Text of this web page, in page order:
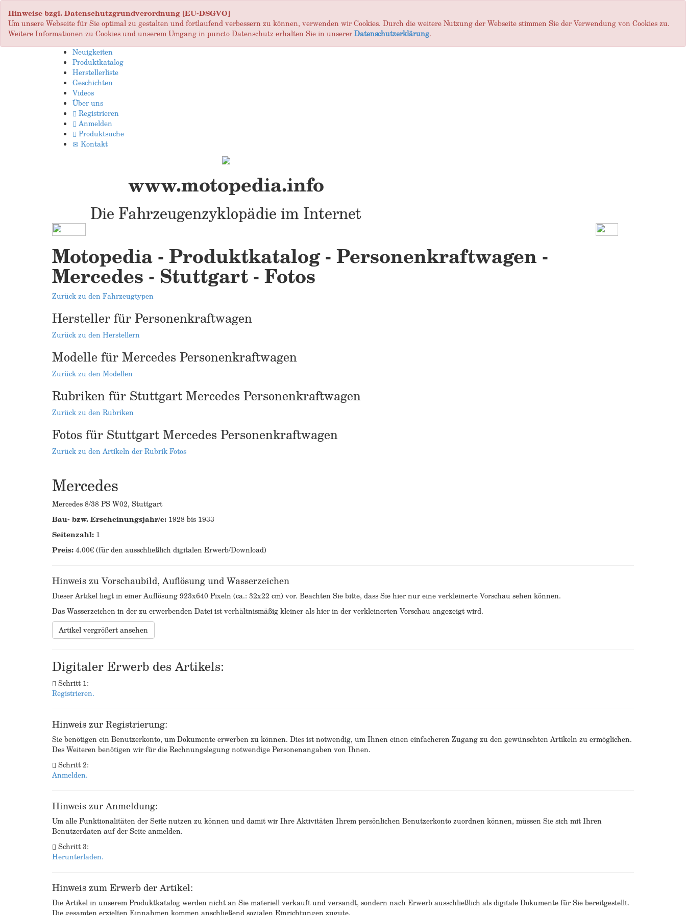
Hinweise bzgl. Datenschutzgrundverordnung [EU-DSGVO]
Um unsere Webseite für Sie optimal zu gestalten und fortlaufend verbessern zu können, verwenden wir Cookies. Durch die weitere Nutzung der Webseite stimmen Sie der Verwendung von Cookies zu.
Weitere Informationen zu Cookies und unserem Umgang in puncto Datenschutz erhalten Sie in unsererDatenschutzerklärung.
Neuigkeiten
Produktkatalog
Herstellerliste
Geschichten
Videos
Über uns
Registrieren
Anmelden
Produktsuche
Kontakt
www.motopedia.info
Die Fahrzeugenzyklopädie im Internet
Motopedia - Produktkatalog - Personenkraftwagen -
Mercedes - Stuttgart - Fotos
Zurück zu den Fahrzeugtypen
Hersteller für Personenkraftwagen
Zurück zu den Herstellern
Modelle für Mercedes Personenkraftwagen
Zurück zu den Modellen
Rubriken für Stuttgart Mercedes Personenkraftwagen
Zurück zu den Rubriken
Fotos für Stuttgart Mercedes Personenkraftwagen
Zurück zu den Artikeln der Rubrik Fotos
Mercedes
Mercedes 8/38 PS W02, Stuttgart
Bau- bzw. Erscheinungsjahr/e: 1928 bis 1933
Seitenzahl: 1
Preis:4.00€ (für den ausschließlich digitalen Erwerb/Download)
Hinweis zu Vorschaubild, Auflösung und Wasserzeichen
Dieser Artikel liegt in einer Auflösung 923x640 Pixeln (ca.: 32x22 cm) vor. Beachten Sie bitte, dass Sie hier nur eine verkleinerte Vorschau sehen können.
Das Wasserzeichen in der zu erwerbenden Datei ist verhältnismäßig kleiner als hier in der verkleinerten Vorschau angezeigt wird.
Artikel vergrößert ansehen
Digitaler Erwerb des Artikels:
Schritt 1:
Registrieren.
Hinweis zur Registrierung:
Sie benötigen ein Benutzerkonto, um Dokumente erwerben zu können. Dies ist notwendig, um Ihnen einen einfacheren Zugang zu den gewünschten Artikeln zu ermöglichen.
Des Weiteren benötigen wir für die Rechnungslegung notwendige Personenangaben von Ihnen.
Schritt 2:
Anmelden.
Hinweis zur Anmeldung:
Um alle Funktionalitäten der Seite nutzen zu können und damit wir Ihre Aktivitäten Ihrem persönlichen Benutzerkonto zuordnen können, müssen Sie sich mit Ihren
Benutzerdaten auf der Seite anmelden.
Schritt 3:
Herunterladen.
Hinweis zum Erwerb der Artikel:
Die Artikel in unserem Produktkatalog werden nicht an Sie materiell verkauft und versandt, sondern nach Erwerb ausschließlich als digitale Dokumente für Sie bereitgestellt.
Die gesamten erzielten Einnahmen kommen anschließend sozialen Einrichtungen zugute.